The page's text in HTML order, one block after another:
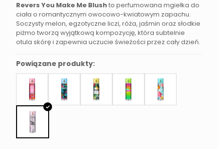
Revers You Make Me Blushto perfumowana mgiełka do
ciała o romantycznym owocowo-kwiatowym zapachu.
Soczysty melon, egzotyczne liczi, róża, jaśmin oraz słodkie
piżmo tworzą wyjątkową kompozycję, która subtelnie
otula skórę i zapewnia uczucie świeżości przez cały dzień.
Powiązane produkty: